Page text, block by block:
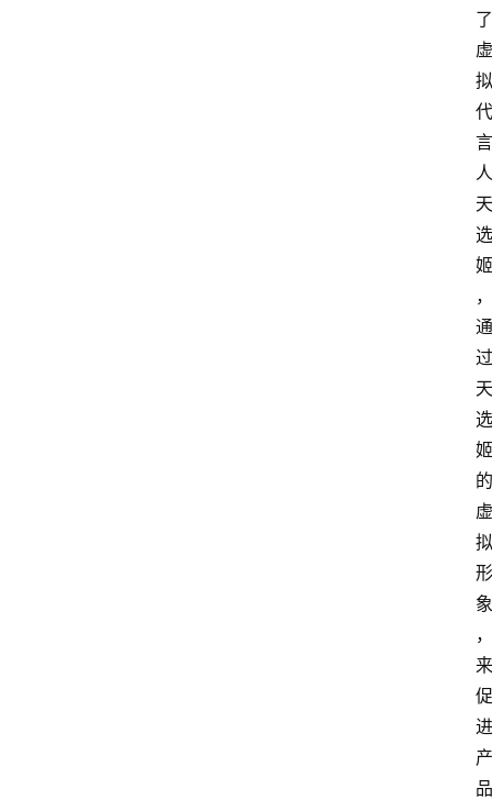
了
虚
拟
代
言
人
天
选
姬
，
通
过
天
选
姬
的
虚
拟
形
象
，
来
促
进
产
品